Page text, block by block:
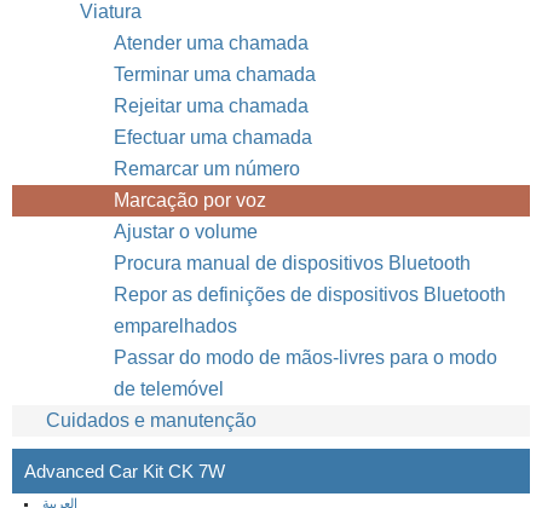
Viatura
Atender uma chamada
Terminar uma chamada
Rejeitar uma chamada
Efectuar uma chamada
Remarcar um número
Marcação por voz
Ajustar o volume
Procura manual de dispositivos Bluetooth
Repor as definições de dispositivos Bluetooth
emparelhados
Passar do modo de mãos-livres para o modo
de telemóvel
Cuidados e manutenção
Advanced Car Kit CK 7W
العربية